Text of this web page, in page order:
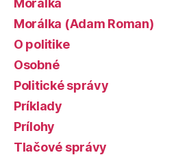
Morálka
Morálka (Adam Roman)
O politike
Osobné
Politické správy
Príklady
Prílohy
Tlačové správy